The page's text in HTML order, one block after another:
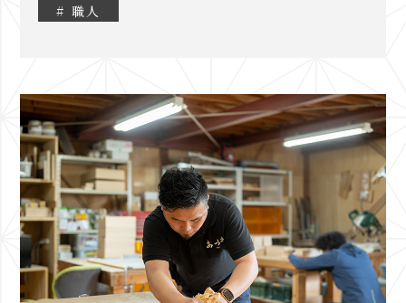
# 職人